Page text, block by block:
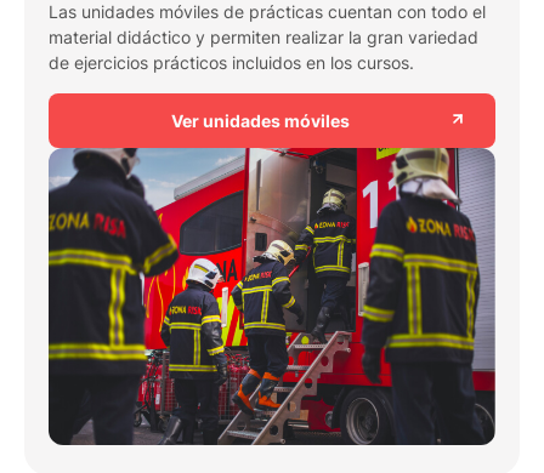
Las unidades móviles de prácticas cuentan con todo el
material didáctico y permiten realizar la gran variedad
de ejercicios prácticos incluidos en los cursos.
Ver unidades móviles